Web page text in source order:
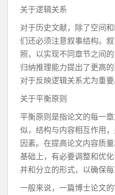
关于逻辑关系
对于历史文献，除了空间
们还必须注意叙事结构。
照，以实现不同章节之间
归纳推理能力提出了更高
对于反映逻辑关系尤为重要
关于平衡原则
平衡原则是指论文的每一
似，结构与内容相互作用
因素。在提高论文内容质
基础上，有必要调整和优
并和分立的形式，以确保每
一般来说，一篇博士论文